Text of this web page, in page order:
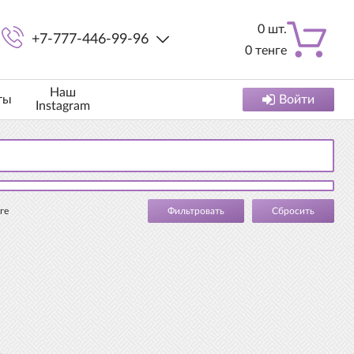
+7-777-446-99-96
0 шт.
0 тенге
Наш
Instagram
Войти
Cбросить